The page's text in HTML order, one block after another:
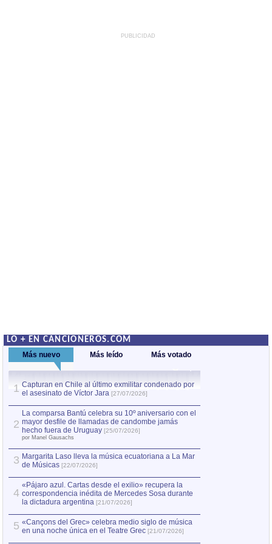
PUBLICIDAD
LO + EN CANCIONEROS.COM
Más nuevo Más leído Más votado
1 Capturan en Chile al último exmilitar condenado por
el asesinato de Víctor Jara [27/07/2026]
2
La comparsa Bantú celebra su 10º aniversario con el
mayor desfile de llamadas de candombe jamás
hecho fuera de Uruguay [25/07/2026]
por Manel Gausachs
3 Margarita Laso lleva la música ecuatoriana a La Mar
de Músicas [22/07/2026]
4
«Pájaro azul. Cartas desde el exilio» recupera la
correspondencia inédita de Mercedes Sosa durante
la dictadura argentina [21/07/2026]
5 «Cançons del Grec» celebra medio siglo de música
en una noche única en el Teatre Grec [21/07/2026]